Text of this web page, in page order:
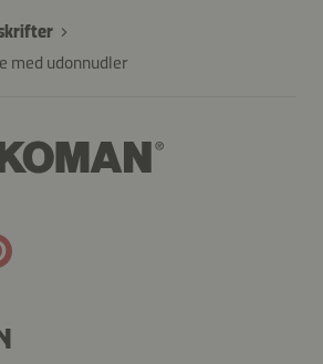
med udonnudler